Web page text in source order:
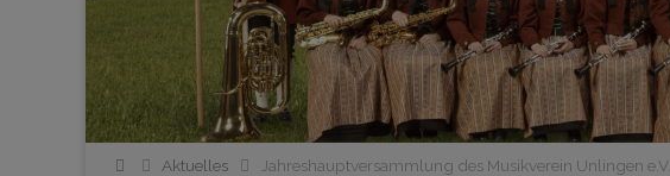
HomeAktuelles Jahreshauptversammlung des Musikverein Unlingen e.V.